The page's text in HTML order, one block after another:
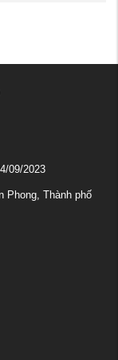
09/2023
Phong, Thành phố